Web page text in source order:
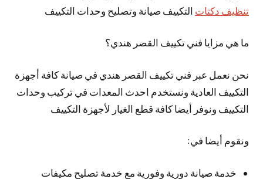
تنظيف دكتات التكييف صيانة وتصليح وحدات التكييف
ما هي مزايا فني تكييف القصر هندي؟
نحن نعمل عبر فني تكييف القصر هندي في صيانة كافة أجهزة
التكييف العادية ونستخدم احدث المعدات في تركيب وحدات
التكييف ونوفر أيضا كافة قطع الغيار لأجهزة التكييف
ونقوم أيضا في:
خدمة صيانة دورية وفورية مع خدمة تصليح مكيفات